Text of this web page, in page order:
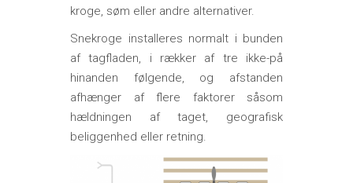
kroge, søm eller andre alternativer.
Snekroge installeres normalt i bunden
af tagfladen, i rækker af tre ikke-på
hinanden følgende, og afstanden
afhænger af flere faktorer såsom
hældningen af taget, geografisk
beliggenhed eller retning.